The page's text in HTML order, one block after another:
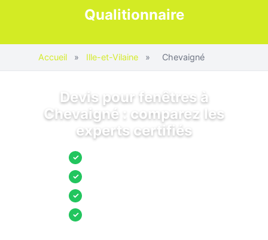
Qualitionnaire
Accueil » Ille-et-Vilaine » Chevaigné
Devis pour fenêtres à
Chevaigné : comparez les
experts certifiés
✓
✓
✓
✓